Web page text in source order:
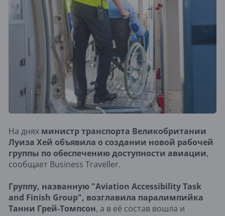
На днях министр транспорта Великобритании
Луиза Хей объявила о создании новой рабочей
группы по обеспечению доступности авиации,
сообщает Business Traveller.
Группу, названную "Aviation Accessibility Task
and Finish Group", возглавила паралимпийка
Танни Грей-Томпсон, а в её состав вошла и